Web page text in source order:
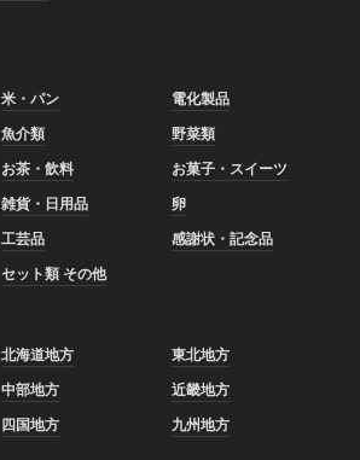
米・パン
電化製品
魚介類
野菜類
お茶・飲料
お菓子・スイーツ
雑貨・日用品
卵
工芸品
感謝状・記念品
セット類 その他
北海道地方
東北地方
中部地方
近畿地方
四国地方 九州地方